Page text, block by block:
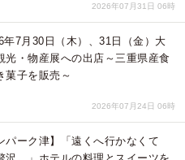
2026年07月31日 06時
年7月30日（木）、31日（金）大
光・物産展への出店～三重県産食
菓子を販売～
2026年07月24日 06時
パーク津】「遠くへ行かなくて